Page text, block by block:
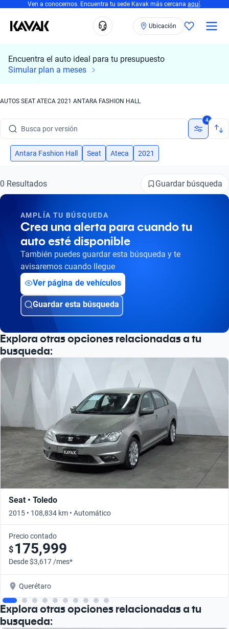
Ven a conocernos. Encuentra tu sede Kavak más cercana aquí.
Ubicación
Encuentra el auto ideal para tu presupuesto
Simular plan a meses
AUTOS SEAT ATECA 2021 ANTARA FASHION HALL
Busca por marca
Busca por año
Busca por marca
Busca por año
4
Antara Fashion Hall Seat Ateca 2021
0 Resultados Guardar búsqueda
AMPLÍA TU BÚSQUEDA
Crea una alerta para cuando tu
auto esté disponible
También puedes guardar esta búsqueda y te
avisaremos cuando llegue
Ver página de vehículos
Guardar esta búsqueda
Explora otras opciones relacionadas a tu
busqueda:
Seat • Toledo
2015 • 108,834 km • Automático
Precio contado
$ 175,999
Desde $3,617 /mes*
Querétaro
Explora otras opciones relacionadas a tu
busqueda: